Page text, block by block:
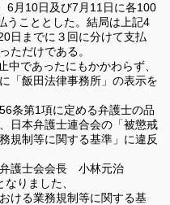
6月10日及び7月11日に各100
うこととした。結局は上記4
日までに３回に分けて支払
ただけである。
であったにもかかわらず、
「飯田法律事務所」の表示を
条第1項に定める弁護士の品
日本弁護士連合会の「被懲戒
規制等に関する基準」に違反
会会長 小林元治
りました、
ける業務規制等に関する基